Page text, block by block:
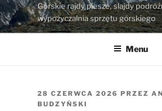
Górskie rajdy piesze, slajdy
wypożyczalnia sprzętu górskiego
Menu
OPUBLIKOWANE
W
28 CZERWCA 2026 PRZEZ
BUDZYŃSKI